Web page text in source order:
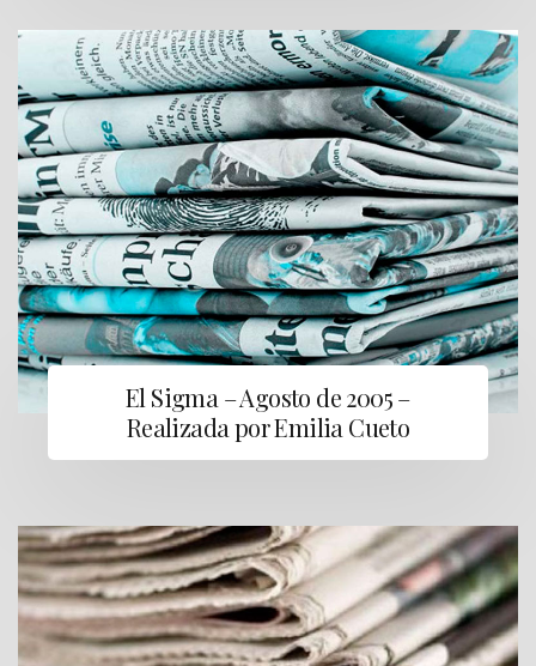
El Sigma – Agosto de 2005 –
Realizada por Emilia Cueto